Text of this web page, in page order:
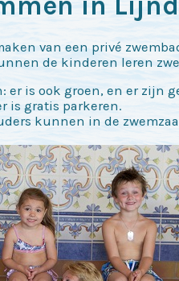
van een privé
de kinderen leren
er is ook groen, en er zijn
is gratis parkeren.
kunnen in de